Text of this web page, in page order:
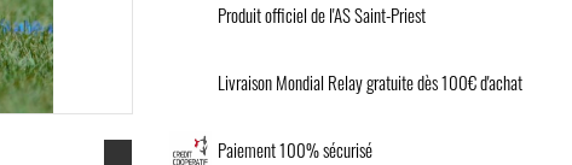
Produit officiel de l'AS Saint-Priest
Livraison Mondial Relay gratuite dès 100€ d'achat
Paiement 100% sécurisé